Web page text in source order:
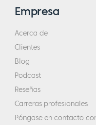
tú, de escuchar
un lanzamiento en
que golpearte a ti
no lo hace. No lo
puedes conectar
mismo y recurrir a
ayudar a creer el
largo de él.
Empresa
Acerca de
Clientes
Blog
Podcast
Reseñas
Carreras profesionales
Póngase en contacto